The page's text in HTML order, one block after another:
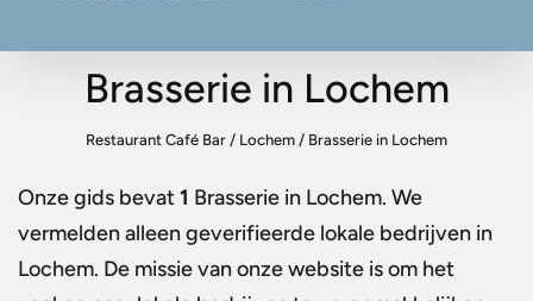
Brasserie in Lochem
Restaurant Café Bar / Lochem / Brasserie in Lochem
Onze gids bevat1 Brasserie in Lochem. We
vermelden alleen geverifieerde lokale bedrijven in
Lochem. De missie van onze website is om het